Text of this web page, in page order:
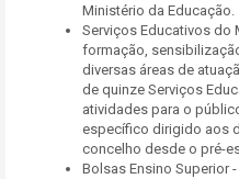
Ministério da Educação.
Serviços Educativos do
formação,
diversas áreas de
de quinze Serviços
atividades para o
específico dirigido aos
concelho desde o pré-
Bolsas Ensino Superior